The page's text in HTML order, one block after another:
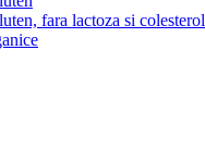
fara lactoza si colesterol